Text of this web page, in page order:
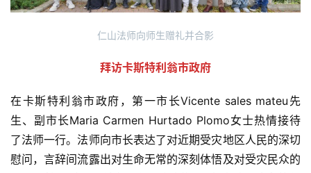
仁山法师向师生赠礼并合影
拜访卡斯特利翁市政府
在卡斯特利翁市政府，第一市长Vicente sales mateu先
生、副市长Maria Carmen Hurtado Plomo女士热情接待
了法师一行。法师向市长表达了对近期受灾地区人民的深切
慰问，言辞间流露出对生命无常的深刻体悟及对受灾民众的